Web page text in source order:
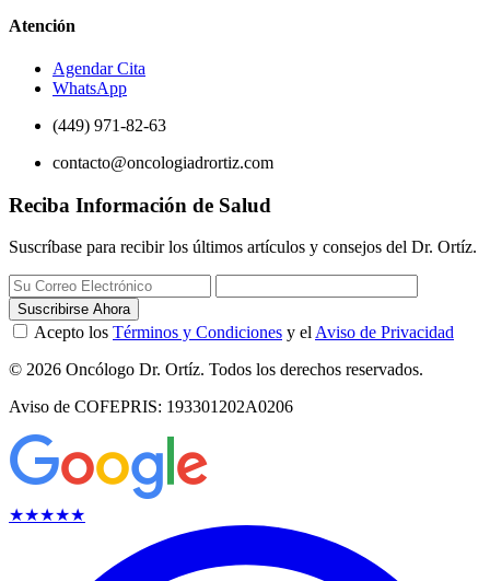
Atención
Agendar Cita
WhatsApp
(449) 971-82-63
contacto@oncologiadrortiz.com
Reciba Información de Salud
Suscríbase para recibir los últimos artículos y consejos del Dr. Ortíz.
Suscribirse Ahora
Acepto los Términos y Condiciones y el Aviso de Privacidad
© 2026 Oncólogo Dr. Ortíz. Todos los derechos reservados.
Aviso de COFEPRIS: 193301202A0206
★★★★★